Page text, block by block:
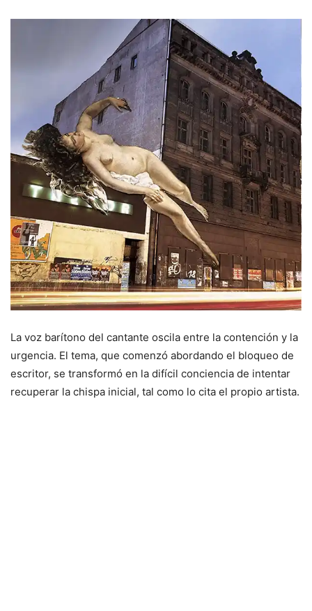
La voz barítono del cantante oscila entre la contención y la
urgencia. El tema, que comenzó abordando el bloqueo de
escritor, se transformó en la difícil conciencia de intentar
recuperar la chispa inicial, tal como lo cita el propio artista.